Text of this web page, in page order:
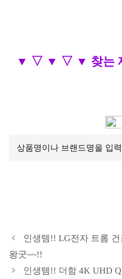
▼ ▽ ▼ ▽ ▼ 찾는
인생템!! LG전자 트롬
왕굿~~!!
인생템!! 더함 4K UHD